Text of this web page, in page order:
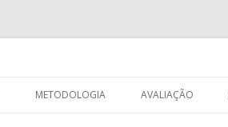
para
METODOLOGIA AVALIAÇÃO